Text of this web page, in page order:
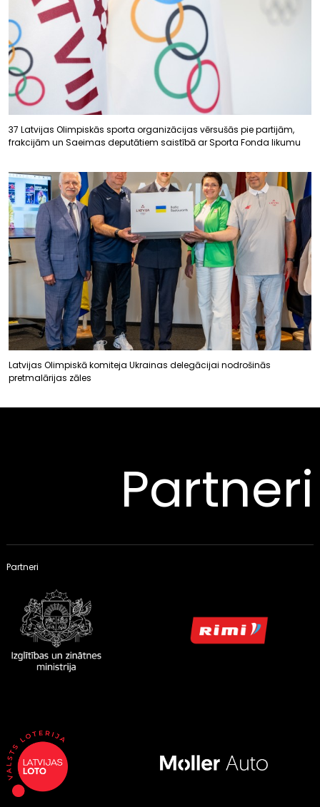
37 Latvijas Olimpiskās sporta organizācijas vērsušās pie partijām,
frakcijām un Saeimas deputātiem saistībā ar Sporta Fonda likumu
Latvijas Olimpiskā komiteja Ukrainas delegācijai nodrošinās
pretmalārijas zāles
Partneri
Partneri